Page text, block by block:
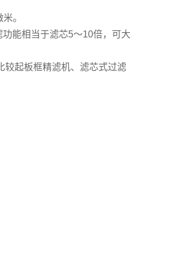
。
能相当于滤芯5～10倍，可大
较起板框精滤机、滤芯式过滤